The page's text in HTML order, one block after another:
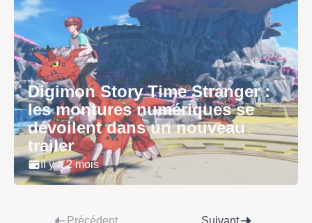
Digimon Story Time Stranger :
les montures numériques se
dévoilent dans un nouveau
trailer
Il y a 2 mois
Précédent Suivant